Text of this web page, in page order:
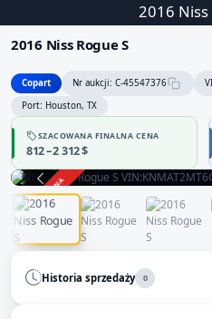
2016 Niss
2016 Niss Rogue S
Copart Nr aukcji: C-45547376
Port: Houston, TX
SZACOWANA FINALNA CENA
812 – 2 312 $
ZAKOŃCZONA
Historia sprzedaży 0